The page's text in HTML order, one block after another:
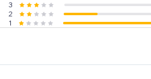
3
2
1